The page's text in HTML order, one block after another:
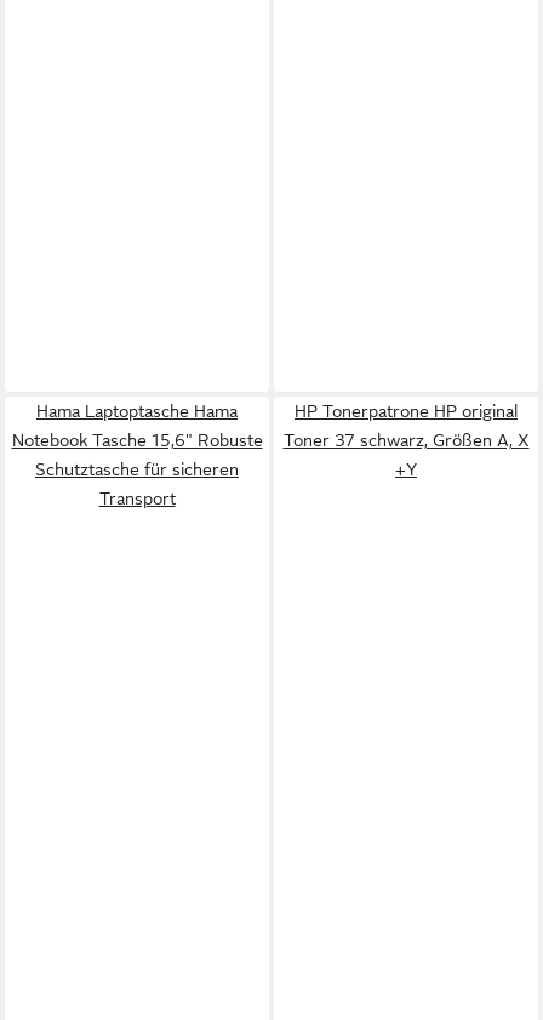
Hama Laptoptasche Hama
Notebook Tasche 15,6" Robuste
Schutztasche für sicheren
Transport
HP Tonerpatrone HP original
Toner 37 schwarz, Größen A, X
+Y